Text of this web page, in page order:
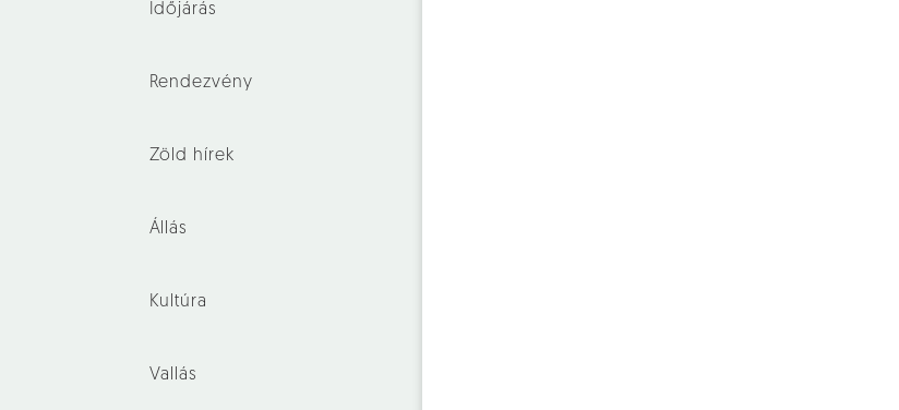
Időjárás
Rendezvény
Zöld hírek
Állás
Kultúra
Vallás